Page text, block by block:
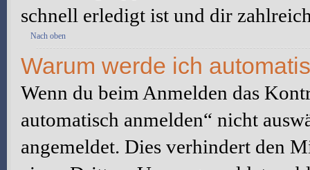
schnell erledigt ist und dir
Nach oben
Warum werde ich
Wenn du beim Anmelden das
automatisch anmelden“ nicht
angemeldet. Dies verhindert den